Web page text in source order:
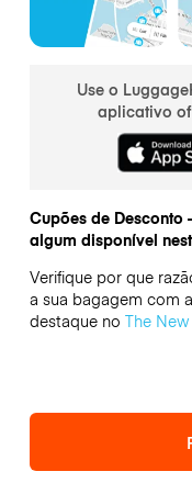
Use o
aplicativo
Cupões de Desconto
algum disponível
Verifique por que
a sua bagagem com
destaque no The